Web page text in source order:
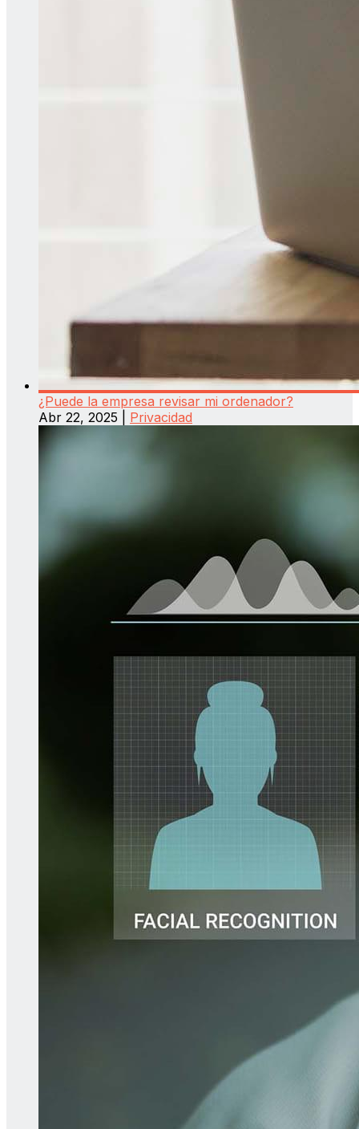
¿Puede la empresa revisar mi ordenador?
Abr 22, 2025
Privacidad